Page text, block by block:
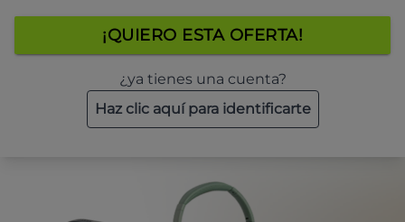
¡QUIERO ESTA OFERTA!
¿ya tienes una cuenta?
Haz clic aquí para identificarte